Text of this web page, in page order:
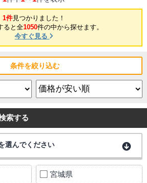
1件見つかりました！
ると全1050件の中から探せます。
今すぐ見る
条件を絞り込む
索する
選んでください
宮城県